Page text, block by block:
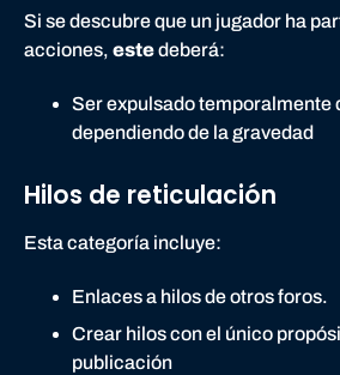
Si se descubre que un jugador ha
acciones, estedeberá:
Ser expulsado temporalmente
dependiendo de la gravedad
Hilos de reticulación
Esta categoría incluye:
Enlaces a hilos de otros foros.
Crear hilos con el único
publicación